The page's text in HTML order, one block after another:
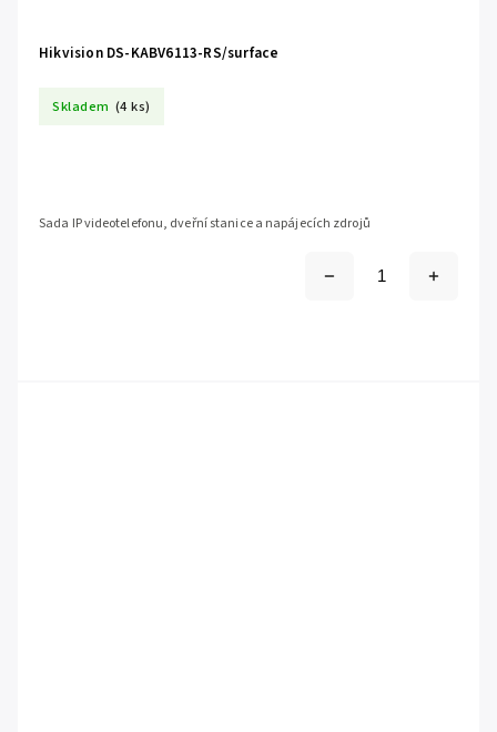
Hikvision DS-KABV6113-RS/surface
Skladem (4 ks)
Sada IP videotelefonu, dveřní stanice a napájecích zdrojů